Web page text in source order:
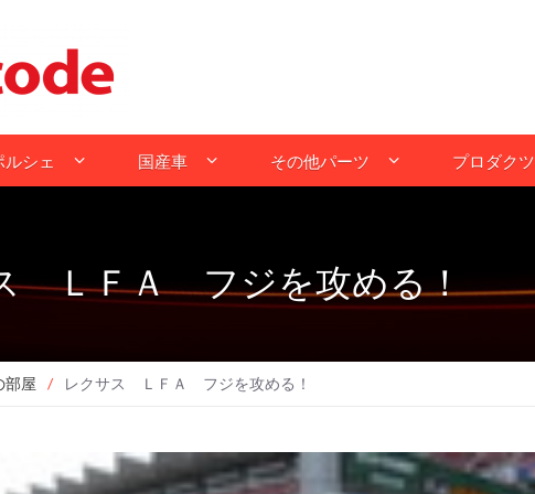
ルシェ 国産車 その他パーツ プロダクツ
ＬＦＡ フジを攻める！
部屋 / レクサス ＬＦＡ フジを攻める！